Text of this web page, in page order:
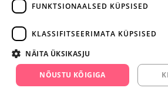
facebook.com/yesyes.ee
Instagram/yesyes.ee
FUNKTSIONAALSED KÜPSISED
KLASSIFITSEERIMATA KÜPSISED
NÄITA ÜKSIKASJU
NÕUSTU KÕIGIGA